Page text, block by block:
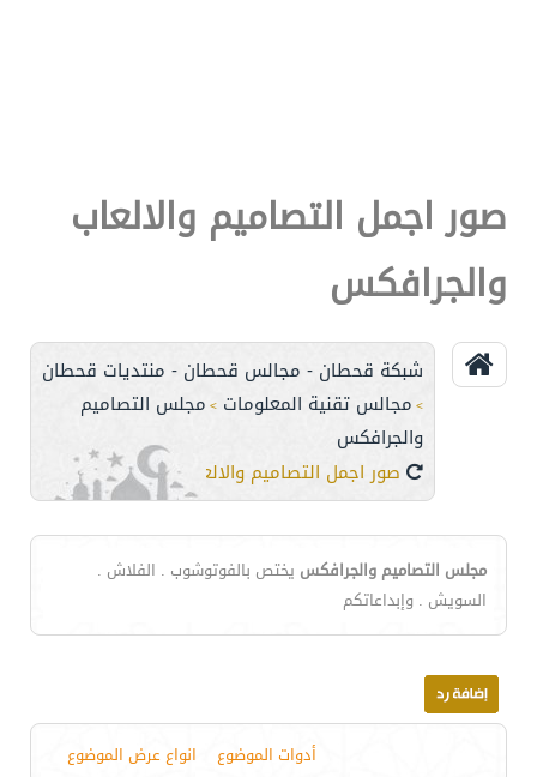
صور اجمل التصاميم والالعاب
والجرافكس
شبكة قحطان - مجالس قحطان - منتديات قحطان
> مجالس تقنية المعلومات > مجلس التصاميم
والجرافكس
صور اجمل التصاميم والالعاب والجرافكس
مجلس التصاميم والجرافكس يختص بالفوتوشوب . الفلاش .
السويش . وإبداعاتكم
أدوات الموضوع انواع عرض الموضوع